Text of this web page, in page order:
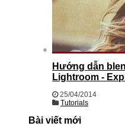
Hướng dẫn
Lightroom -
25/04/2014
Tutorials
Bài viết mới